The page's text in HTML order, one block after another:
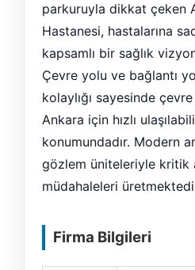
parkuruyla dikkat çeken
Hastanesi, hastalarına
kapsamlı bir sağlık
Çevre yolu ve bağlantı
kolaylığı sayesinde
Ankara için hızlı
konumundadır. Modern
gözlem üniteleriyle kritik
müdahaleleri
Firma Bilgileri